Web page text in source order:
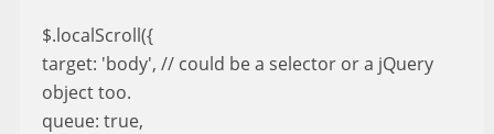
$.localScroll({
target: 'body', // could be a selector or a jQuery
object too.
queue: true,